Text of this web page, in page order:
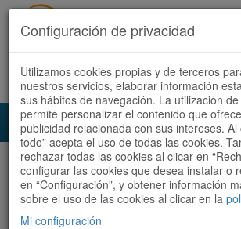
Accedeix Registra't ara
Audioruta Totes les rutes
Totes les rutes Ordenar per: Més
Configuración de privacidad
Utilizamos cookies propias y de terceros
nuestros servicios, elaborar información
sus hábitos de navegación. La utilización
permite personalizar el contenido que
publicidad relacionada con sus intereses. Al
todo” acepta el uso de todas las cookies.
rechazar todas las cookies al clicar en
configurar las cookies que desea instalar o
en “Configuración”, y obtener información
sobre el uso de las cookies al clicar en la
Mi configuración